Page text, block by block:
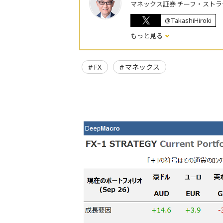
マネックス証券 チーフ・スト
@TakashiHiroki
もっと見る
FX マネックス